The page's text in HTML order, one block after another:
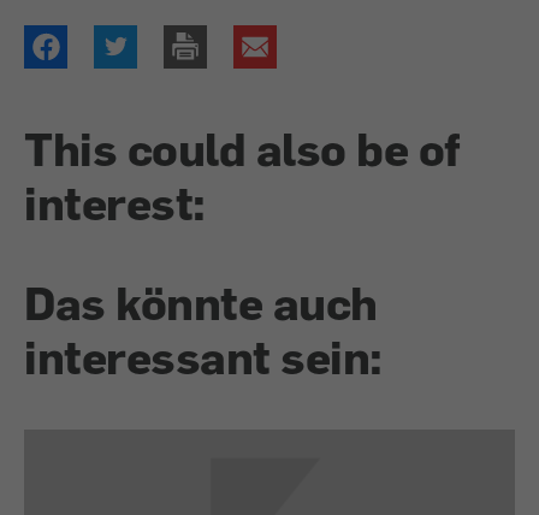
This could also be of
interest:
Das könnte auch
interessant sein: